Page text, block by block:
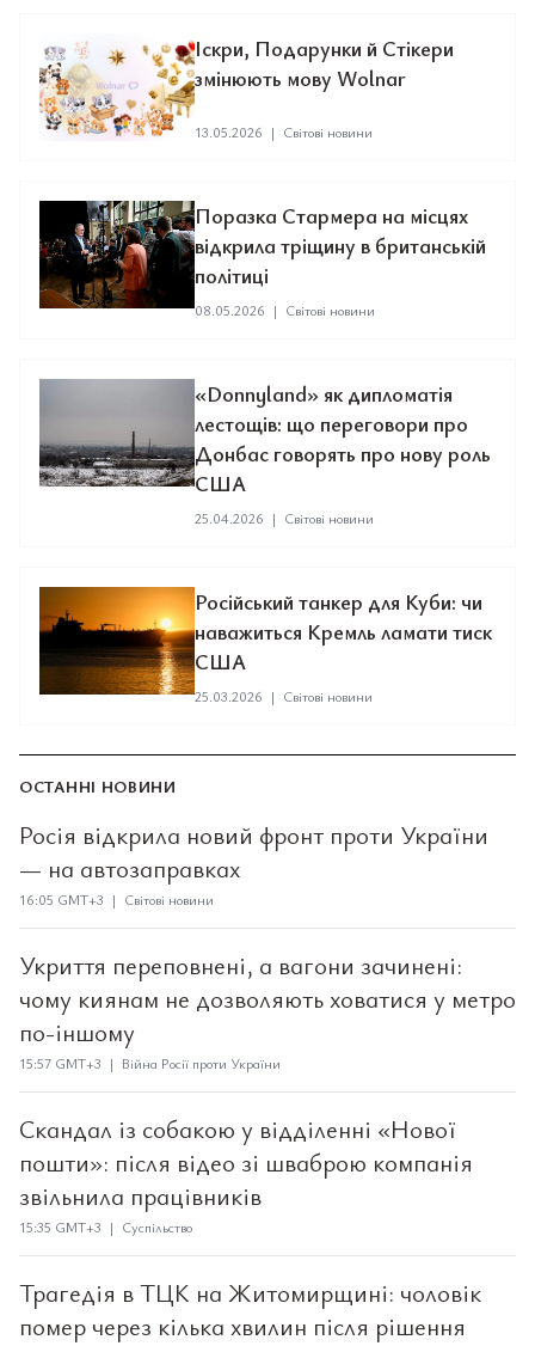
Іскри, Подарунки й Стікери
змінюють мову Wolnar
13.05.2026 | Світові новини
Поразка Стармера на місцях
відкрила тріщину в британській
політиці
08.05.2026 | Світові новини
«Donnyland» як дипломатія
лестощів: що переговори про
Донбас говорять про нову роль
США
25.04.2026 | Світові новини
Російський танкер для Куби: чи
наважиться Кремль ламати тиск
США
25.03.2026 | Світові новини
ОСТАННІ НОВИНИ
Росія відкрила новий фронт проти України
— на автозаправках
16:05 GMT+3 | Світові новини
Укриття переповнені, а вагони зачинені:
чому киянам не дозволяють ховатися у метро
по-іншому
15:57 GMT+3 | Війна Росії проти України
Скандал із собакою у відділенні «Нової
пошти»: після відео зі шваброю компанія
звільнила працівників
15:35 GMT+3 | Суспільство
Трагедія в ТЦК на Житомирщині: чоловік
помер через кілька хвилин після рішення